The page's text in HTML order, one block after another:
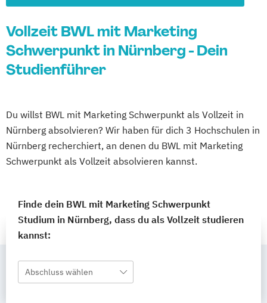
Vollzeit BWL mit Marketing
Schwerpunkt in Nürnberg - Dein
Studienführer
Du willst BWL mit Marketing Schwerpunkt als Vollzeit in
Nürnberg absolvieren? Wir haben für dich 3 Hochschulen in
Nürnberg recherchiert, an denen du BWL mit Marketing
Schwerpunkt als Vollzeit absolvieren kannst.
Finde dein BWL mit Marketing Schwerpunkt
Studium in Nürnberg, dass du als Vollzeit studieren
kannst:
Abschluss wählen